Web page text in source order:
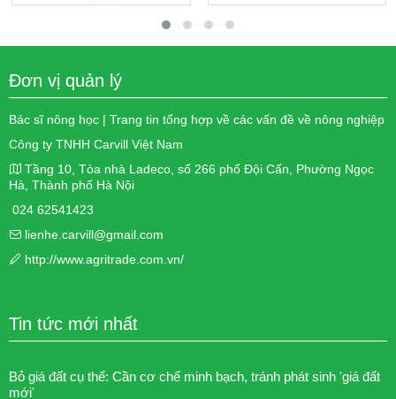
Đơn vị quản lý
Bác sĩ nông học | Trang tin tổng hợp về các vấn đề về nông nghiệp
Công ty TNHH Carvill Việt Nam
Tầng 10, Tòa nhà Ladeco, số 266 phố Đội Cấn, Phường Ngọc
Hà, Thành phố Hà Nội
024 62541423
lienhe.carvill@gmail.com
http://www.agritrade.com.vn/
Tin tức mới nhất
Bỏ giá đất cụ thể: Cần cơ chế minh bạch, tránh phát sinh 'giá đất
mới'